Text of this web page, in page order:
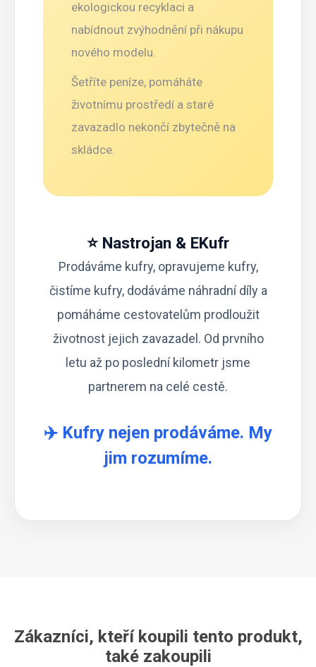
ekologickou recyklaci a
nabídnout zvýhodnění při nákupu
nového modelu.
Šetříte peníze, pomáháte
životnímu prostředí a staré
zavazadlo nekončí zbytečně na
skládce.
⭐ Nastrojan & EKufr
Prodáváme kufry, opravujeme kufry,
čistíme kufry, dodáváme náhradní dílya
pomáháme cestovatelům prodloužit
životnost jejich zavazadel. Od prvního
letu až po poslední kilometr jsme
partnerem na celé cestě.
✈️ Kufry nejen prodáváme. My
jim rozumíme.
Zákazníci, kteří koupili tento produkt,
také zakoupili